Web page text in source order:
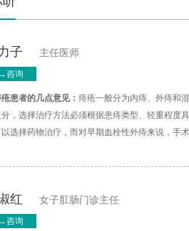
子 主任医师
→咨询
患者的几点意见： 痔疮一般分为内痔、外痔和
分，选择治疗方法必须根据患痔类型、轻重程度
选择药物治疗，而对早期血栓性外痔来说，手
红 女子肛肠门诊主任
→咨询